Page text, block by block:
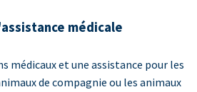
médicale
médicaux et une assistance pour les
de compagnie ou les animaux